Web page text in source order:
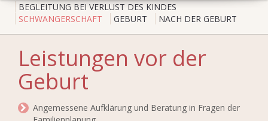
BEGLEITUNG BEI VERLUST DES KINDES
SCHWANGERSCHAFT
GEBURT NACH DER GEBURT
Leistungen vor der
Geburt
Angemessene Aufklärung und Beratung in Fragen der